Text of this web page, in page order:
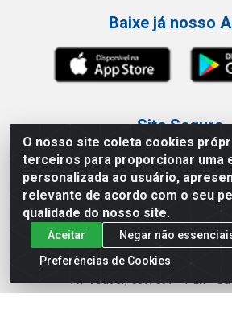
O nosso site coleta cookies
terceiros para proporcionar uma
personalizada ao usuário,
relevante de acordo com o seu
qualidade do nosso site.
Aceitar
Negar não
Preferências de Cookies
Baixe já nosso
Site Seguro
Loja /
Tel.: (11) 3227-0546
Av Vautier, 587/597 - Pari -